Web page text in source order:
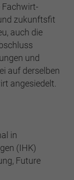
Fachwirt-
zukunftsfit
auch die
und
auf derselben
angesiedelt.
in
(IHK)
Future
Consent-
eine zufällig
die verwendet
dazu, wie der
zu generieren.
ein Benutzer
Daten für
Von Google